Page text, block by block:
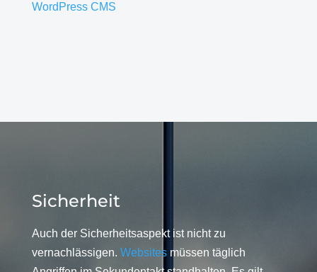
WordPress CMS
Sicherheit
Auch der Sicherheitsaspekt ist nicht zu
vernachlässigen. Websitesmüssen täglich